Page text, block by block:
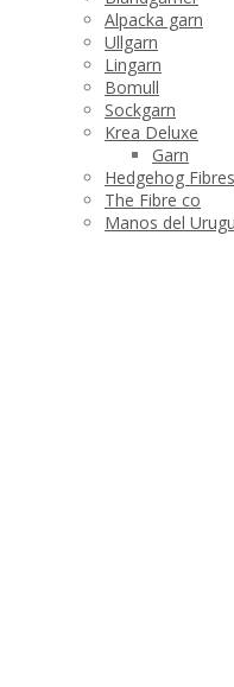
Alpacka garn
Ullgarn
Lingarn
Bomull
Sockgarn
Krea Deluxe
Garn
Hedgehog Fibres
The Fibre co
Manos del